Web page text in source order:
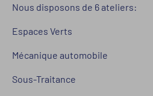
Nous disposons de 6 ateliers:
Espaces Verts
Mécanique automobile
Sous-Traitance